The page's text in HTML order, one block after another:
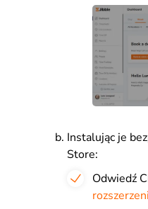
Instalując je
Store:
Odwiedź